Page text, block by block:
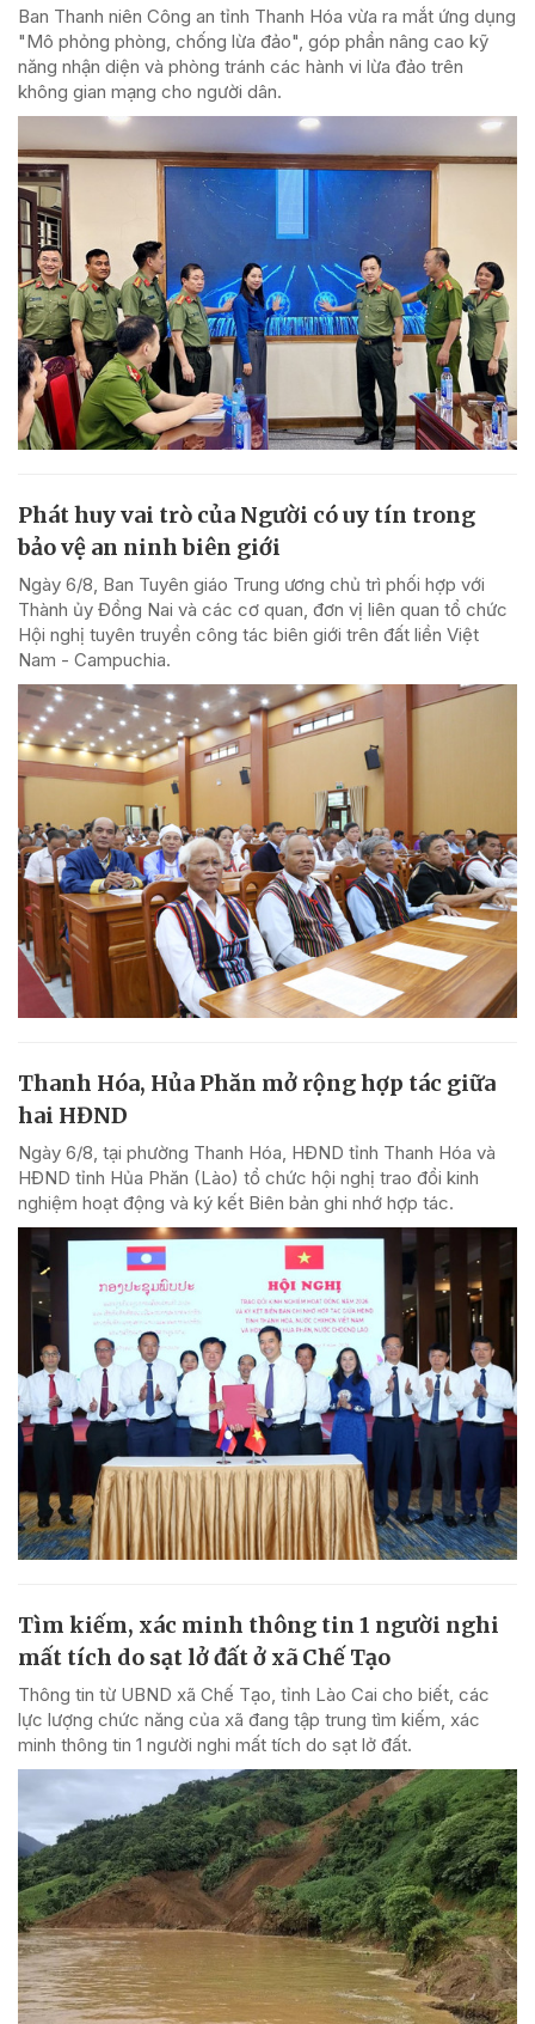
Ban Thanh niên Công an tỉnh Thanh Hóa vừa ra mắt ứng dụng
"Mô phỏng phòng, chống lừa đảo", góp phần nâng cao kỹ
năng nhận diện và phòng tránh các hành vi lừa đảo trên
không gian mạng cho người dân.
Phát huy vai trò của Người có uy tín trong
bảo vệ an ninh biên giới
Ngày 6/8, Ban Tuyên giáo Trung ương chủ trì phối hợp với
Thành ủy Đồng Nai và các cơ quan, đơn vị liên quan tổ chức
Hội nghị tuyên truyền công tác biên giới trên đất liền Việt
Nam - Campuchia.
Thanh Hóa, Hủa Phăn mở rộng hợp tác giữa
hai HĐND
Ngày 6/8, tại phường Thanh Hóa, HĐND tỉnh Thanh Hóa và
HĐND tỉnh Hủa Phăn (Lào) tổ chức hội nghị trao đổi kinh
nghiệm hoạt động và ký kết Biên bản ghi nhớ hợp tác.
Tìm kiếm, xác minh thông tin 1 người nghi
mất tích do sạt lở đất ở xã Chế Tạo
Thông tin từ UBND xã Chế Tạo, tỉnh Lào Cai cho biết, các
lực lượng chức năng của xã đang tập trung tìm kiếm, xác
minh thông tin 1 người nghi mất tích do sạt lở đất.